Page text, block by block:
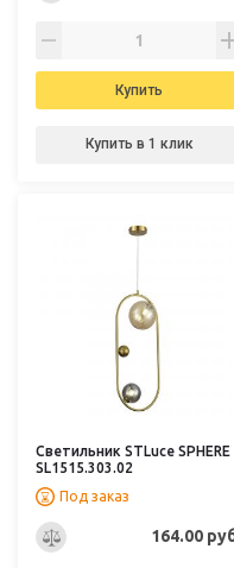
Купить
Купить в 1 клик
Светильник STLuce SPHERE
SL1515.303.02
Под заказ
164.00